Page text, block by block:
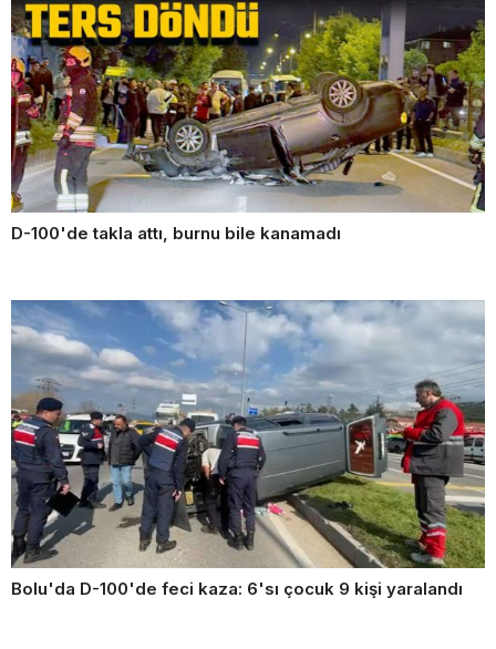
D-100'de takla attı, burnu bile kanamadı
Bolu'da D-100'de feci kaza: 6'sı çocuk 9 kişi yaralandı